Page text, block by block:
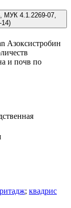
МУК 4.1.2269-07,
Азоксистробин
и почв по
; квадрис